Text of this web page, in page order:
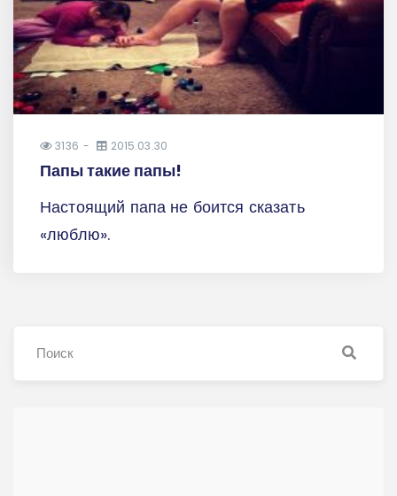
3136 2015.03.30
Папы такие папы!
Настоящий папа не боится сказать
«люблю».